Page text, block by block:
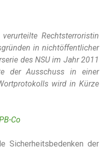
Rechtsterroristin
in nichtöffentlicher
des NSU im Jahr 2011
der Ausschuss in einer
wird in Kürze
Co
Sicherheitsbedenken der